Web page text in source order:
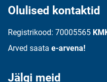
Olulised kontaktid
Registrikood: 70005565
Arved saata e-arvena!
Jälgi meid